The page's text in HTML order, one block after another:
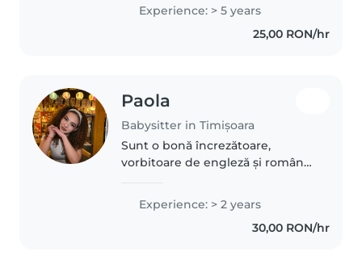
comunicativă, cu abilități în citit,
vorbit și jocuri educative...
Experience: > 5 years
25,00 RON/hr
Paola
Babysitter in Timișoara
Sunt o bonă încrezătoare,
vorbitoare de engleză și română,
îngrijirea copiilor de toate
vârstele, inclusiv cei cu nevoi
speciale. Îmi place să petrec
Experience: > 2 years
30,00 RON/hr